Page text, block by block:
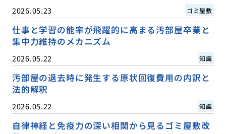
2026.05.23 ゴミ屋敷
仕事と学習の能率が飛躍的に高まる汚部屋卒業と
集中力維持のメカニズム
2026.05.22 知識
汚部屋の退去時に発生する原状回復費用の内訳と
法的解釈
2026.05.22 知識
自律神経と免疫力の深い相関から見るゴミ屋敷改